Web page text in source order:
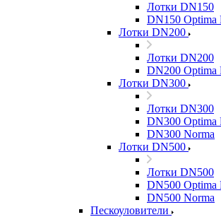
Лотки DN150
DN150 Optima
Лотки DN200
Лотки DN200
DN200 Optima
Лотки DN300
Лотки DN300
DN300 Optima
DN300 Norma
Лотки DN500
Лотки DN500
DN500 Optima
DN500 Norma
Пескоуловители